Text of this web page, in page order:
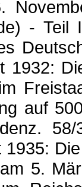
-
1932:
auf
1935:
5.